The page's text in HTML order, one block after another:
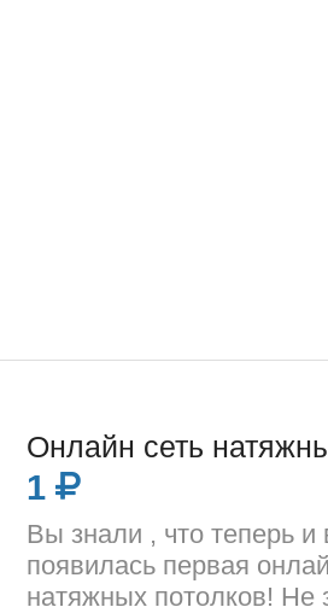
Онлайн сеть
1
Вы знали , что теперь
появилась первая
натяжных потолков! Не